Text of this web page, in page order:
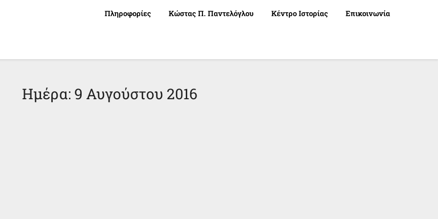
Πληροφορίες Κώστας Π. Παντελόγλου Κέντρο Ιστορίας Επικοινωνία
Ημέρα: 9 Αυγούστου 2016